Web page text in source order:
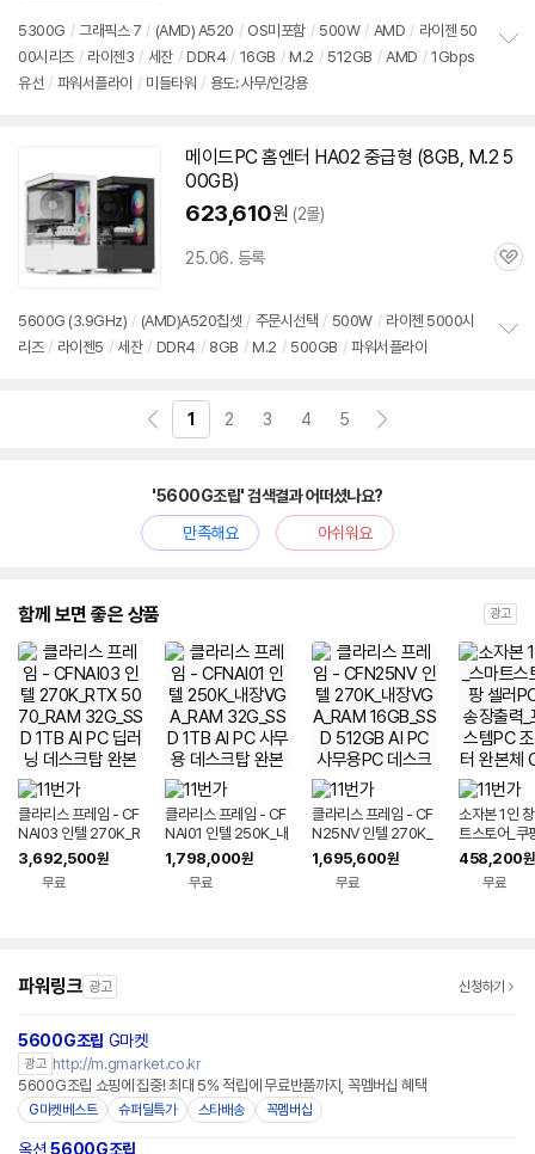
5300G / 그래픽스 7 / (AMD) A520 / OS미포함 / 500W / AMD / 라이젠 50
00시리즈 / 라이젠3 / 세잔 / DDR4 / 16GB / M.2 / 512GB / AMD / 1Gbps
유선 / 파워서플라이 / 미들타워 / 용도: 사무/인강용
기
메이드PC 홈엔터 HA02 중급형 (8GB, M.2 5
00GB)
623,610원 (2몰)
25.06. 등록
관
5600G (3.9GHz) / (AMD)A520칩셋 / 주문시선택 / 500W / 라이젠 5000시
리즈 / 라이젠5 / 세잔 / DDR4 / 8GB / M.2 / 500GB / 파워서플라이
1 2 3 4 5
'5600G조립' 검색결과 어떠셨나요?
만족해요
아쉬워요
함께 보면 좋은 상품 광고
클라리스 프레임 - CF
NAI03 인텔 270K_R
TX 5070_RAM 32
G_SSD 1TB AI PC
딥러닝 데스크탑 완본
3,692,500원
무료
클라리스 프레임 - CF
NAI01 인텔 250K_내
장VGA_RAM 32G_
SSD 1TB AI PC 사무
용 데스크탑 완본체 조
1,798,000원
무료
클라리스 프레임 - CF
N25NV 인텔 270K_
내장VGA_RAM 16G
B_SSD 512GB AI P
C 사무용PC 데스크탑
1,695,600원
무료
소자본 1인
트스토어_쿠
C_택배 송장
스 시스템
터 완본체
458,200원
무료
파워링크 광고 신청하기
5600G조립 G마켓
광고 http://m.gmarket.co.kr
5600G조립 쇼핑에 집중! 최대 5% 적립에 무료반품까지, 꼭멤버십 혜택
G마켓베스트 슈퍼딜특가 스타배송 꼭멤버십
옥션5600G조립